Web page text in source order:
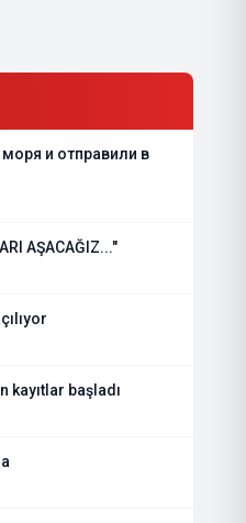
моря и отправили в
AŞACAĞIZ..."
kayıtlar başladı